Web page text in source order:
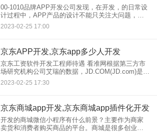
00-1010品牌APP开发公司发现，在开发，的日常设
计过程中，APP产品的设计不能只关注大问题，而
忽略小问题，甚至看似无关紧要的细节都可能影响
整个产品的质量，所以无论是APP开发人员还是产
2023-02-25 17:00
京东APP开发,京东app多少人开发
京东工资软件开发工程师待遇 看准网根据第三方市
场研究机构公司艾瑞的数据，JD.COM(JD.com)是中
国在电商，较大的自营企业，2021年在中国自营电
商市场的市场份额为49%。目前，JD.COM集团
2023-02-25 17:30
京东商城app开发,京东商城app插件化开发
开发的商城微信小程序有什么前景？主要作为商家
卖货和消费者购买商品的平台。商城是很多创业者